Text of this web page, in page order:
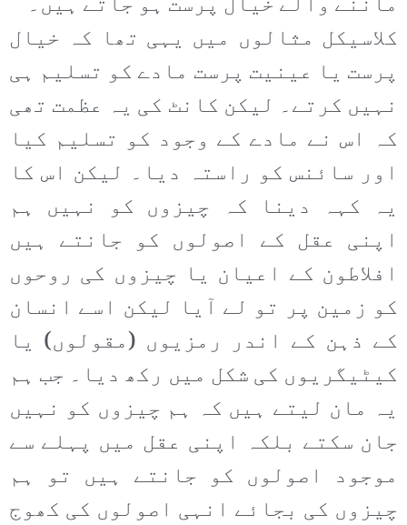
کلاسیکل مثالوں میں یہی تھا کہ خیال
پرست یا عینیت پرست مادے کو تسلیم ہی
نہیں کرتے۔ لیکن کانٹ کی یہ عظمت تھی
کہ اس نے مادے کے وجود کو تسلیم کیا
اور سائنس کو راستہ دیا۔ لیکن اس کا
یہ کہہ دینا کہ چیزوں کو نہیں ہم
اپنی عقل کے اصولوں کو جانتے ہیں
افلاطون کے اعیان یا چیزوں کی روحوں
کو زمین پر تو لے آیا لیکن اسے انسان
کے ذہن کے اندر رمزیوں (مقولوں) یا
کیٹیگریوں کی شکل میں رکھ دیا۔ جب ہم
یہ مان لیتے ہیں کہ ہم چیزوں کو نہیں
جان سکتے بلکہ اپنی عقل میں پہلے سے
موجود اصولوں کو جانتے ہیں تو ہم
چیزوں کی بجائے انہی اصولوں کی کھوج